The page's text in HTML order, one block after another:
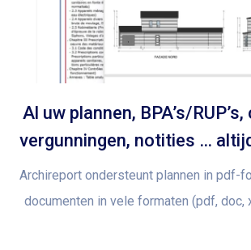
Al uw plannen, BPA’s/
vergunningen, notities …
Archireport ondersteunt plannen in pdf-
documenten in vele formaten (pdf, doc,